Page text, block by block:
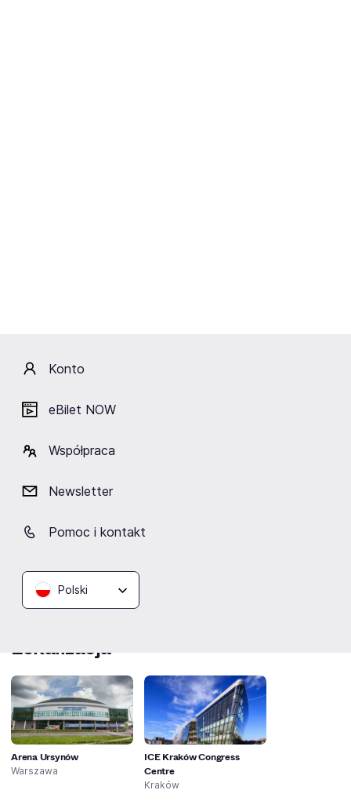
Konto
eBilet NOW
Współpraca
Newsletter
Pomoc i kontakt
Polski
Suzi Quatro
Lokalizacja
Arena Ursynów
Warszawa
ICE Kraków Congress
Centre
Kraków